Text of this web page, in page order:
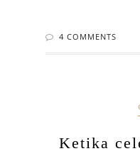
4 COMMENTS
Ketika